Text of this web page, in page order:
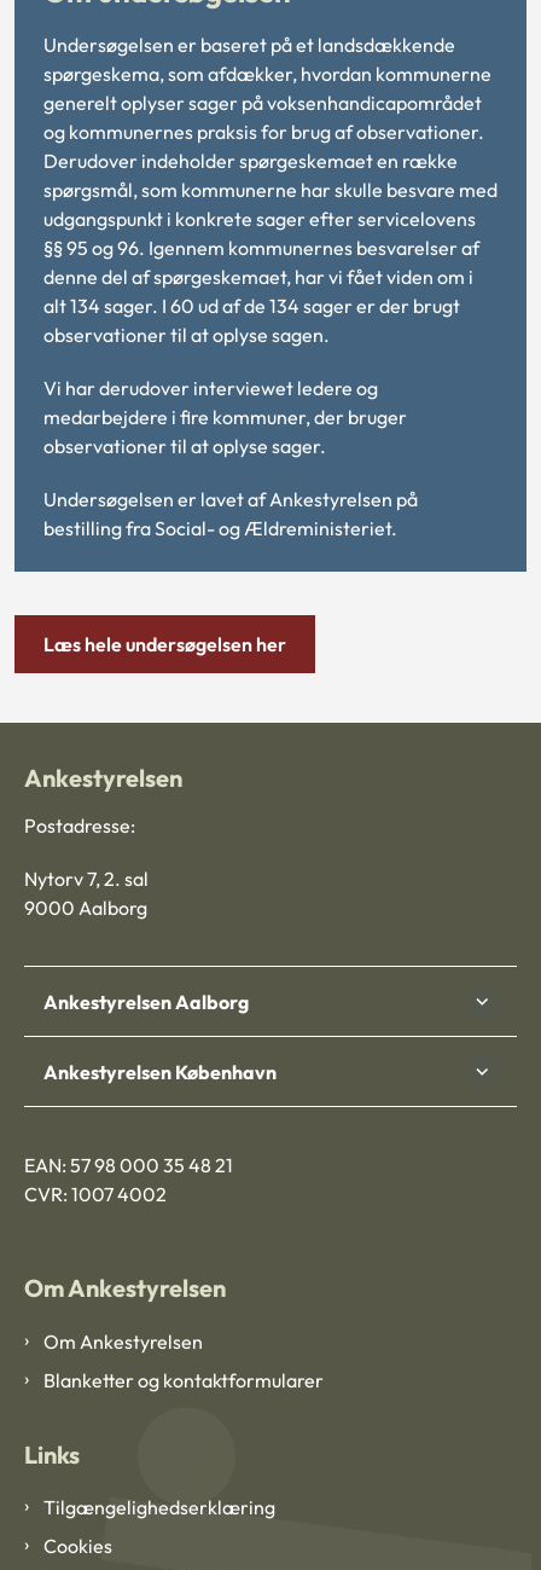
Undersøgelsen er baseret på et landsdækkende
spørgeskema, som afdækker, hvordan kommunerne
generelt oplyser sager på voksenhandicapområdet
og kommunernes praksis for brug af observationer.
Derudover indeholder spørgeskemaet en række
spørgsmål, som kommunerne har skulle besvare med
udgangspunkt i konkrete sager efter servicelovens
§§ 95 og 96. Igennem kommunernes besvarelser af
denne del af spørgeskemaet, har vi fået viden om i
alt 134 sager. I 60 ud af de 134 sager er der brugt
observationer til at oplyse sagen.
Vi har derudover interviewet ledere og
medarbejdere i fire kommuner, der bruger
observationer til at oplyse sager.
Undersøgelsen er lavet af Ankestyrelsen på
bestilling fra Social- og Ældreministeriet.
Læs hele undersøgelsen her
Ankestyrelsen
Postadresse:
Nytorv 7, 2. sal
9000 Aalborg
Ankestyrelsen Aalborg
Ankestyrelsen København
EAN: 57 98 000 35 48 21
CVR: 1007 4002
Om Ankestyrelsen
Om Ankestyrelsen
Blanketter og kontaktformularer
Links
Tilgængelighedserklæring
Cookies